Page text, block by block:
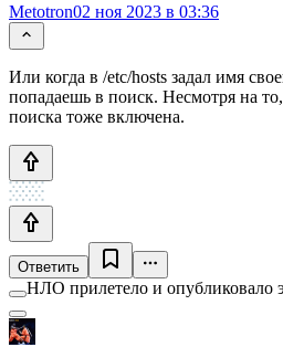
Metotron02 ноя 2023 в 03:36
Или когда в /etc/hosts задал имя
попадаешь в поиск. Несмотря на то,
поиска тоже включена.
Ответить
НЛО прилетело и опубликовало